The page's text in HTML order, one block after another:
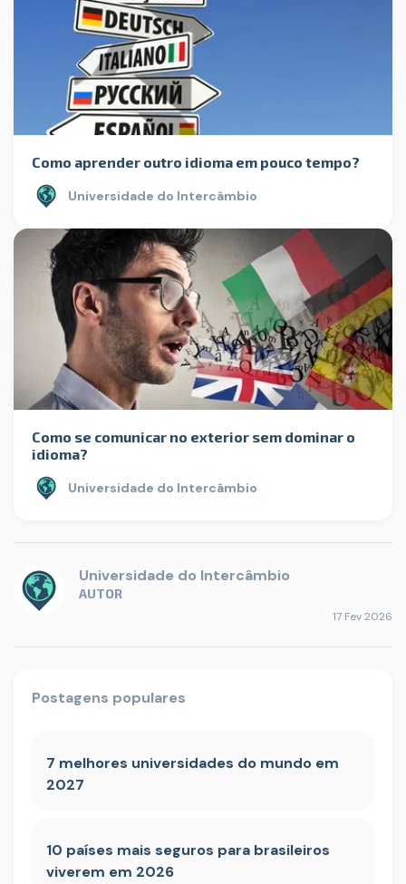
Como aprender outro idioma em pouco tempo?
Universidade do Intercâmbio
Como se comunicar no exterior sem dominar o
idioma?
Universidade do Intercâmbio
Universidade do Intercâmbio
AUTOR
17 Fev 2026
Postagens populares
7 melhores universidades do mundo em
2027
10 países mais seguros para brasileiros
viverem em 2026